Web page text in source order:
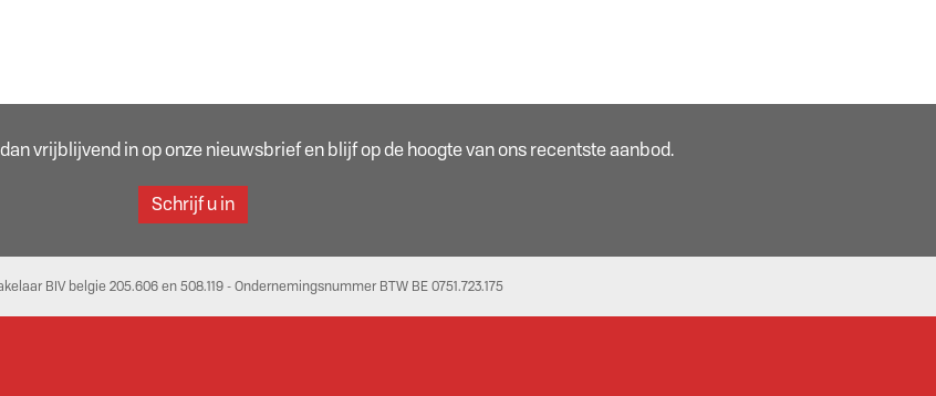
vrijblijvend in op onze nieuwsbrief en blijf op de hoogte van ons recentste aanbod.
Schrijf u in
BIV belgie 205.606 en 508.119 - Ondernemingsnummer BTW BE 0751.723.175